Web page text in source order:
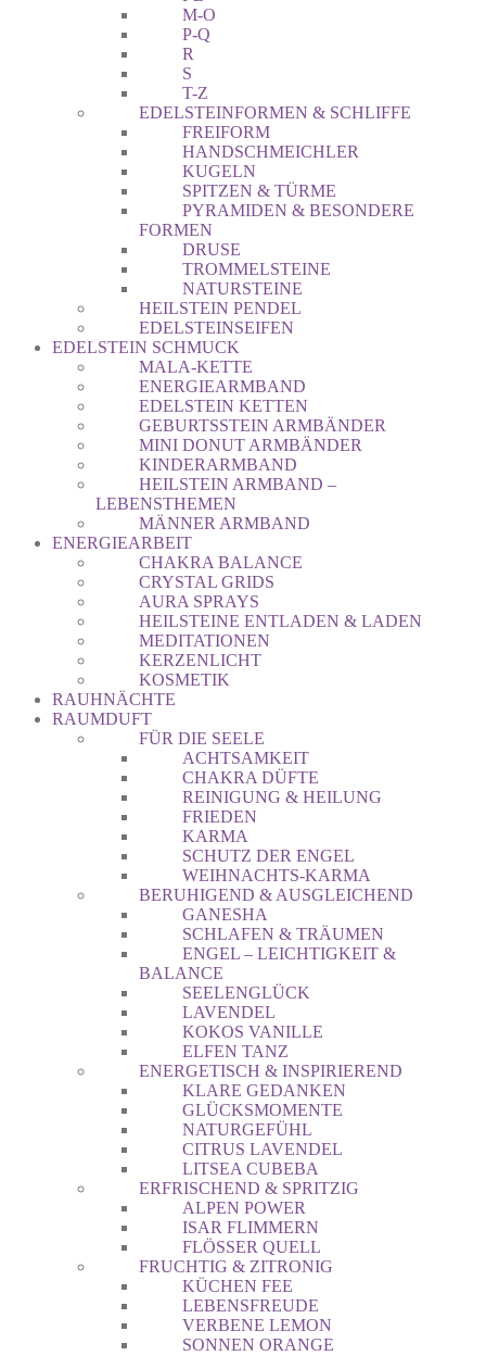
M-O
P-Q
R
S
T-Z
EDELSTEINFORMEN & SCHLIFFE
FREIFORM
HANDSCHMEICHLER
KUGELN
SPITZEN & TÜRME
PYRAMIDEN & BESONDERE
FORMEN
DRUSE
TROMMELSTEINE
NATURSTEINE
HEILSTEIN PENDEL
EDELSTEINSEIFEN
EDELSTEIN SCHMUCK
MALA-KETTE
ENERGIEARMBAND
EDELSTEIN KETTEN
GEBURTSSTEIN ARMBÄNDER
MINI DONUT ARMBÄNDER
KINDERARMBAND
HEILSTEIN ARMBAND –
LEBENSTHEMEN
MÄNNER ARMBAND
ENERGIEARBEIT
CHAKRA BALANCE
CRYSTAL GRIDS
AURA SPRAYS
HEILSTEINE ENTLADEN & LADEN
MEDITATIONEN
KERZENLICHT
KOSMETIK
RAUHNÄCHTE
RAUMDUFT
FÜR DIE SEELE
ACHTSAMKEIT
CHAKRA DÜFTE
REINIGUNG & HEILUNG
FRIEDEN
KARMA
SCHUTZ DER ENGEL
WEIHNACHTS-KARMA
BERUHIGEND & AUSGLEICHEND
GANESHA
SCHLAFEN & TRÄUMEN
ENGEL – LEICHTIGKEIT &
BALANCE
SEELENGLÜCK
LAVENDEL
KOKOS VANILLE
ELFEN TANZ
ENERGETISCH & INSPIRIEREND
KLARE GEDANKEN
GLÜCKSMOMENTE
NATURGEFÜHL
CITRUS LAVENDEL
LITSEA CUBEBA
ERFRISCHEND & SPRITZIG
ALPEN POWER
ISAR FLIMMERN
FLÖSSER QUELL
FRUCHTIG & ZITRONIG
KÜCHEN FEE
LEBENSFREUDE
VERBENE LEMON
SONNEN ORANGE